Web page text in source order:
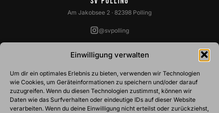
Einwilligung verwalten
Um dir ein optimales Erlebnis zu bieten, verwenden wir Technologien
wie Cookies, um Geräteinformationen zu speichern und/oder darauf
zuzugreifen. Wenn du diesen Technologien zustimmst, können wir
Daten wie das Surfverhalten oder eindeutige IDs auf dieser Website
verarbeiten. Wenn du deine Einwilligung nicht erteilst oder zurückziehst,
Am Jakobsee 2 · 82398 Polling
@svpolling
Basketball
Ski
Tennis
Turnen
VEREIN
Vorstandschaft
Abteilungsleiter
Belegungspläne
Mitgliedschaft